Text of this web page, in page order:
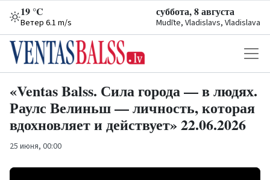
19 °C
Ветер 6.1 m/s
суббота, 8 августа
Mudīte, Vladislavs, Vladislava
«Ventas Balss. Сила города — в людях.
Раулс Велиньш — личность, которая
вдохновляет и действует» 22.06.2026
25 июня, 00:00